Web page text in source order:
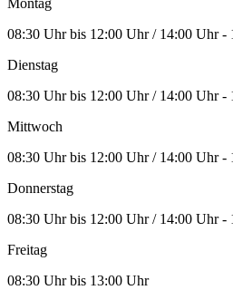
Montag
08:30 Uhr bis 12:00 Uhr / 14:00 Uhr -
Dienstag
08:30 Uhr bis 12:00 Uhr / 14:00 Uhr -
Mittwoch
08:30 Uhr bis 12:00 Uhr / 14:00 Uhr -
Donnerstag
08:30 Uhr bis 12:00 Uhr / 14:00 Uhr -
Freitag
08:30 Uhr bis 13:00 Uhr